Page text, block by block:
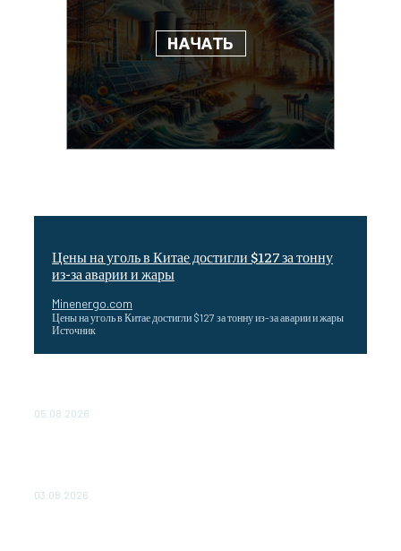
Цены на уголь в Китае достигли $127 за тонну
из-за аварии и жары
Minenergo.com
Цены на уголь в Китае достигли $127 за тонну из-за аварии и жары
Источник
05.08.2026
03.08.2026